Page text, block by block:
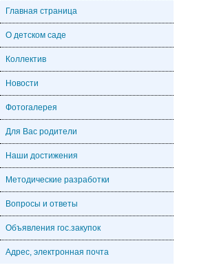
Главная страница
О детском саде
Коллектив
Новости
Фотогалерея
Для Вас родители
Наши достижения
Методические разработки
Вопросы и ответы
Объявления гос.закупок
Адрес, электронная почта